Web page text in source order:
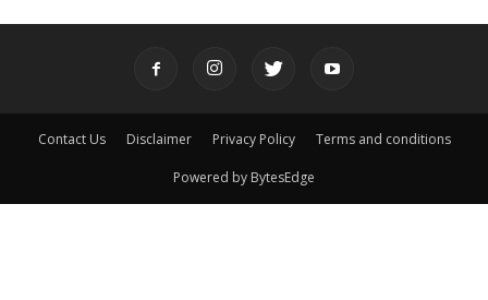
Contact Us Disclaimer Privacy Policy Terms and conditions
Powered by BytesEdge